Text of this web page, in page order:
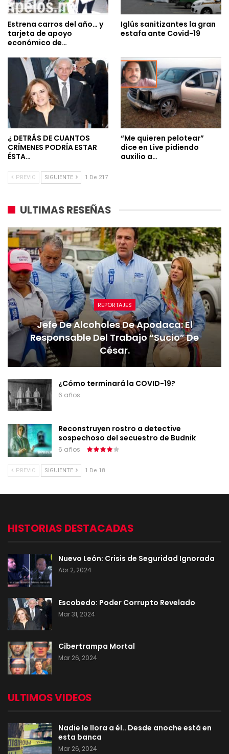
Estrena carros del año… y
tarjeta de apoyo
económico de…
Iglús sanitizantes la gran
estafa ante Covid-19
¿ DETRÁS DE CUANTOS
CRÍMENES PODRÍA ESTAR
ÉSTA…
“Me quieren pelotear”
dice en Live pidiendo
auxilio a…
PREVIO SIGUIENTE 1 De 217
ULTIMAS RESEÑAS
REPORTAJES
Jefe De Alcoholes De Apodaca: El
Responsable Del Trabajo “sucio” De
César.
¿Cómo terminará la COVID-19?
6 años
Reconstruyen rostro a detective
sospechoso del secuestro de Budnik
6 años
PREVIO SIGUIENTE 1 De 18
HISTORIAS DESTACADAS
Nuevo León: Crisis de Seguridad Ignorada
Abr 2, 2024
Escobedo: Poder Corrupto Revelado
Mar 31, 2024
Cibertrampa Mortal
Mar 26, 2024
ULTIMOS VIDEOS
Nadie le llora a él.. Desde anoche está en
esta banca
Mar 26, 2024